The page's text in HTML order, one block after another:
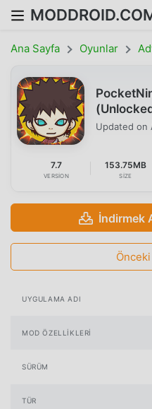
Ana Sayfa Oyunlar
Updated on
7.7
VERSION
153.75MB
SIZE
İndirmek
UYGULAMA ADI
MOD ÖZELLIKLERI
SÜRÜM
TÜR